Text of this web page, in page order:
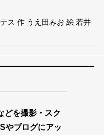
ス 作 うえ田みお 絵 若井
どを撮影・スク
やブログにアッ